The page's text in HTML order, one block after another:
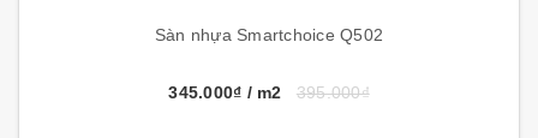
Sàn nhựa Smartchoice Q502
345.000₫ / m2 395.000₫